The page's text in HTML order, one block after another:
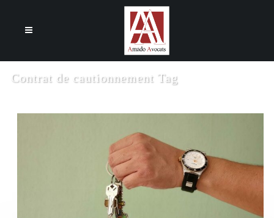
Contrat de cautionnement Tag